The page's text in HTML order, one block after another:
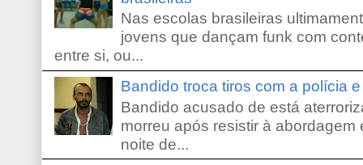
Nas escolas brasileiras
jovens que dançam funk com
entre si, ou...
Bandido troca tiros com a polícia
Bandido acusado de está
morreu após resistir à
noite de...